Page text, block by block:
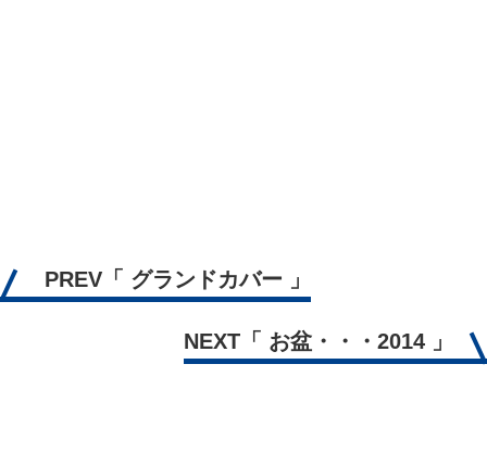
PREV「 グランドカバー 」
NEXT 「 お盆・・・2014 」